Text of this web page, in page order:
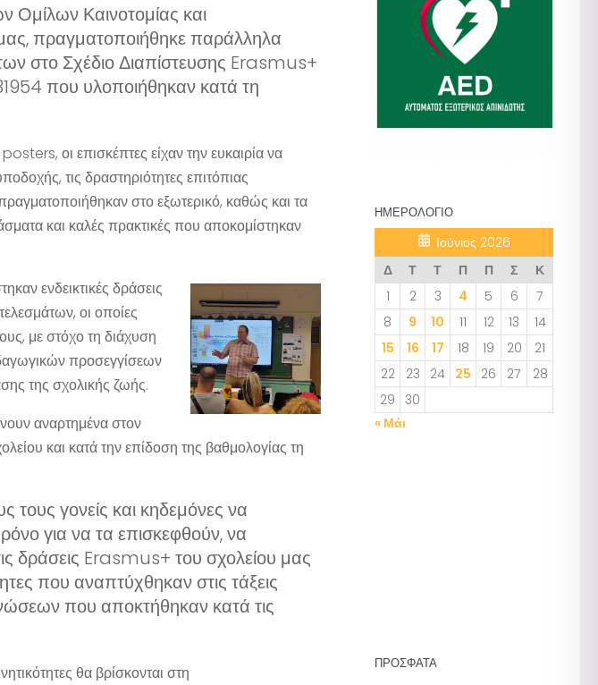
Ομίλων Καινοτομίας και
πραγματοποιήθηκε παράλληλα
στο Σχέδιο Διαπίστευσης Erasmus+
που υλοποιήθηκαν κατά τη
οι επισκέπτες είχαν την ευκαιρία να
τις δραστηριότητες επιτόπιας
στο εξωτερικό, καθώς και τα
και καλές πρακτικές που αποκομίστηκαν
ενδεικτικές δράσεις
οι οποίες
με στόχο τη διάχυση
προσεγγίσεων
της σχολικής ζωής.
αναρτημένα στον
και κατά την επίδοση της βαθμολογίας τη
τους γονείς και κηδεμόνες να
για να τα επισκεφθούν, να
δράσεις Erasmus+ του σχολείου μας
που αναπτύχθηκαν στις τάξεις
που αποκτήθηκαν κατά τις
θα βρίσκονται στη
ΗΜΕΡΟΛΌΓΙΟ
Ιούνιος 2026
Δ
Τ Τ Π Π Σ
Κ
1
2 3 4 5 6
7
8
9 10 11 12 13
14
15
16 17 18 19 20
21
22
23 24 25 26 27
28
29 30
« Μάι
ΠΡΌΣΦΑΤΑ